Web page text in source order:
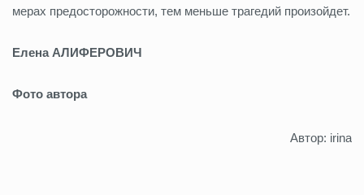
мерах предосторожности, тем меньше трагедий произойдет.
Елена АЛИФЕРОВИЧ
Фото автора
Автор: irina